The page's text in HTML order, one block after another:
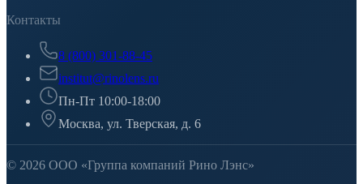
Контакты
8 (800) 301-88-45
institut@rinolens.ru
Пн-Пт 10:00-18:00
Москва, ул. Тверская, д. 6
© 2026 ООО «Группа компаний Рино Лэнс»